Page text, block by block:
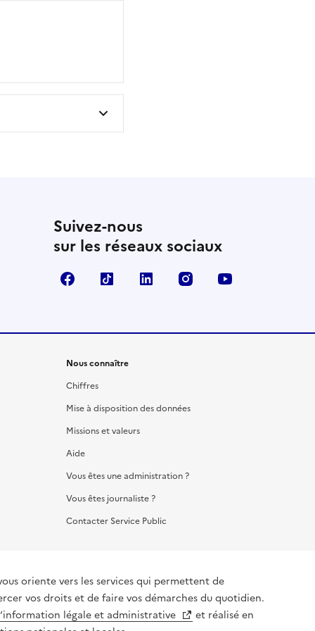
Suivez-nous
sur les réseaux sociaux
FacebookTikTok LinkedIn Instagram
Nous connaître
Chiffres
Mise à disposition des données
Missions et valeurs
Aide
Vous êtes une administration ?
Vous êtes journaliste ?
Contacter Service Public
oriente vers les services qui permettent de
vos droits et de faire vos démarches du quotidien.
légale et administrative
et réalisé en